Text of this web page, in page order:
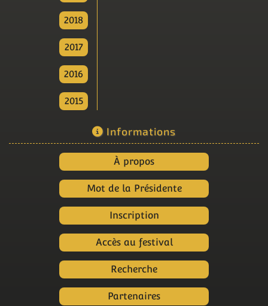
2018
2017
2016
2015
Informations
À propos
Mot de la Présidente
Inscription
Accès au festival
Recherche
Partenaires